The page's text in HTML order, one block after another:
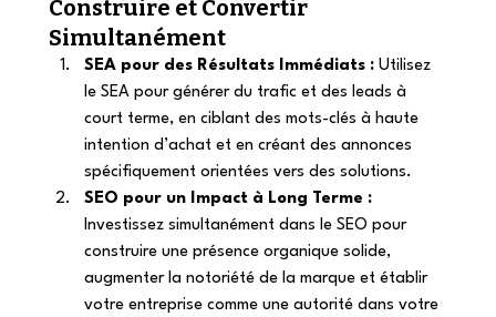
Construire et Convertir
Simultanément
SEA pour des Résultats Immédiats : Utilisez
le SEA pour générer du trafic et des leads à
court terme, en ciblant des mots-clés à haute
intention d’achat et en créant des annonces
spécifiquement orientées vers des solutions.
SEO pour un Impact à Long Terme :
Investissez simultanément dans le SEO pour
construire une présence organique solide,
augmenter la notoriété de la marque et établir
votre entreprise comme une autorité dans votre